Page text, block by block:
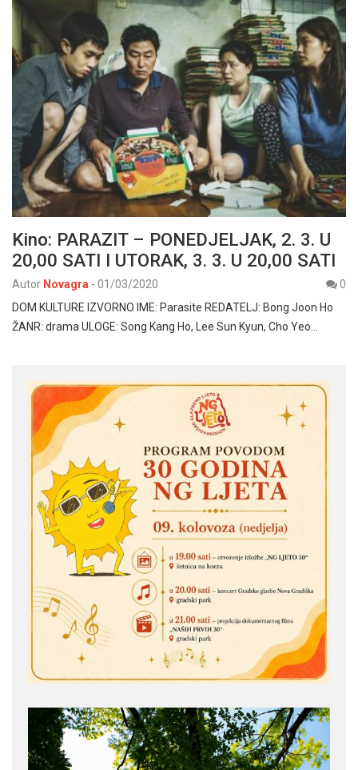
Kino: PARAZIT – PONEDJELJAK, 2. 3. U
20,00 SATI I UTORAK, 3. 3. U 20,00 SATI
Autor Novagra - 01/03/2020
0
DOM KULTURE IZVORNO IME: Parasite REDATELJ: Bong Joon Ho
ŽANR: drama ULOGE: Song Kang Ho, Lee Sun Kyun, Cho Yeo…